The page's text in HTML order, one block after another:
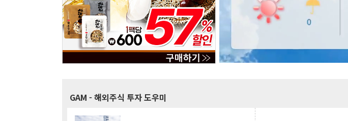
GAM - 해외주식 투자 도우미